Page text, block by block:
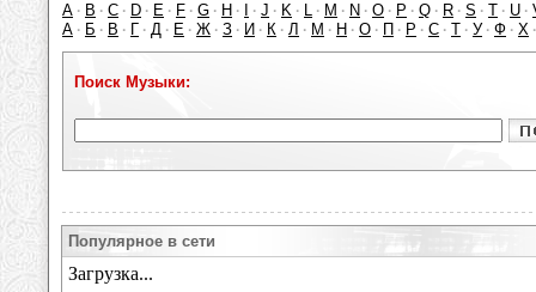
A · B · C · D · E · F · G · H · · J · K · L · M · N · O · P · Q · R · S · T · U ·
А · Б · В · Г · Д · Е · Ж · З · И · К · Л · М · Н · О · П · Р · С · Т · У · Ф · Х
Поиск Музыки:
Популярное в сети